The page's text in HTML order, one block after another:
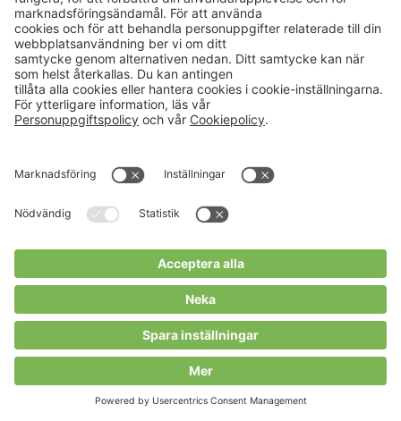
Landsbygdens Sommarmöte får du bland annat...
Arrangör: HUSHÅLLNINGSSÄLLSKAPET JÖNKÖPING
AUG
Nytorget, Luleå.
Bondens egen marknad Luleå 2026
Luleå, vi är tillbaka! Varmt välkommen till Bondens
egen marknad – där du handlar direkt av dem som
odlat, fött...